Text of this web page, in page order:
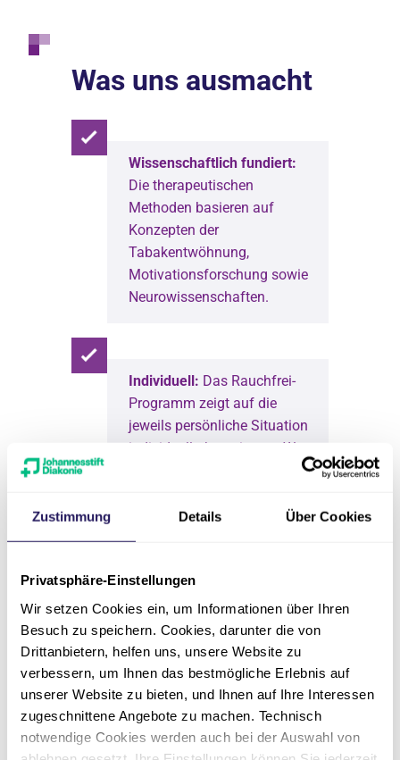
Zustimmung Details Über Cookies
Privatsphäre-Einstellungen
Wir setzen Cookies ein, um Informationen über Ihren
Besuch zu speichern. Cookies, darunter die von
Drittanbietern, helfen uns, unsere Website zu
verbessern, um Ihnen das bestmögliche Erlebnis auf
unserer Website zu bieten, und Ihnen auf Ihre Interessen
zugeschnittene Angebote zu machen. Technisch
notwendige Cookies werden auch bei der Auswahl von
Was uns ausmacht
Wissenschaftlich fundiert:
Die therapeutischen
Methoden basieren auf
Konzepten der
Tabakentwöhnung,
Motivationsforschung sowie
Neurowissenschaften.
Individuell: Das Rauchfrei-
Programm zeigt auf die
jeweils persönliche Situation
individuell abgestimmte Wege
aus der Tabakabhängigkeit.
Rauchfrei-Programms liegt
Erfolg und bietet auch nach
der Tabakentwöhnung
persönlichen Rückhalt.
Alltagsnah:Das Rauchfrei-